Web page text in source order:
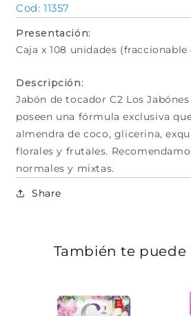
modal SKU:
11357
Presentación:
Caja x 108 unidades (fraccionable
Descripción:
Jabón de tocador C2 Los
poseen una fórmula exclusiva
almendra de coco, glicerina,
florales y frutales.
normales y mixtas.
Share
También te puede